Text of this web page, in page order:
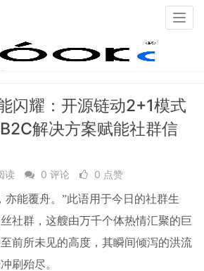
闪耀：开源链动2+1模式
解决方案赋能社群信
读 0 评论 0 点赞
亦能覆舟。”此语用于今日的社群生
社群，这艘由万千个体热情汇聚的巨
前所未见的高度，其瞬间倾泻的洪流
刷殆尽。